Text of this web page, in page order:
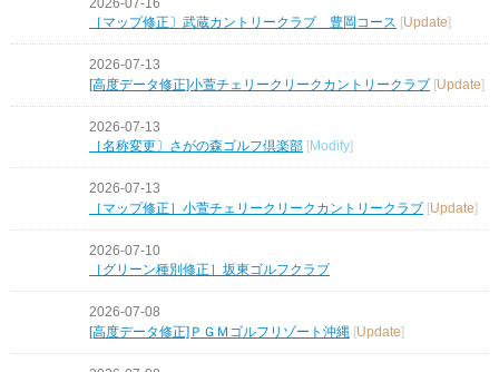
2026-07-16
［マップ修正〕武蔵カントリークラブ 豊岡コース
Update
2026-07-13
[高度データ修正]小萱チェリークリークカントリークラブ [Update]
2026-07-13
［名称変更〕さがの森ゴルフ倶楽部
Modify
2026-07-13
［マップ修正］小萱チェリークリークカントリークラブ [Update]
2026-07-10
［グリーン種別修正］坂東ゴルフクラブ
2026-07-08
[高度データ修正]ＰＧＭゴルフリゾート沖縄 [Update]